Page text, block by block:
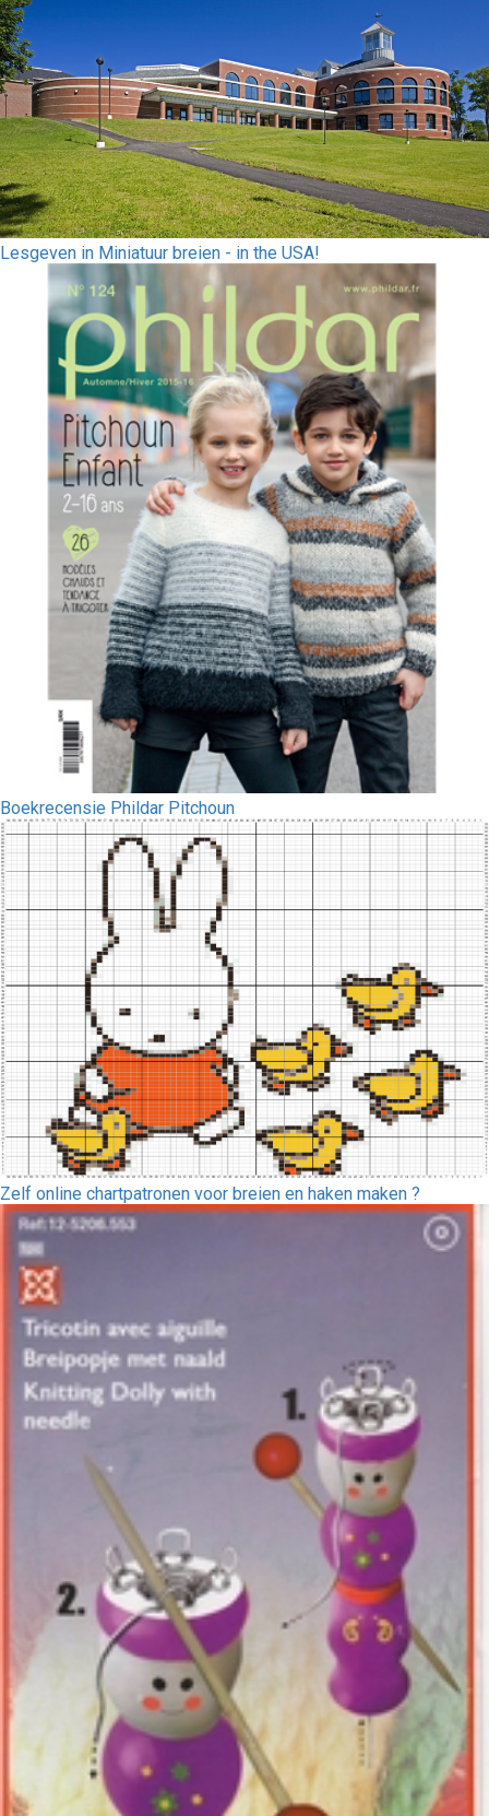
Lesgeven in Miniatuur breien - in the USA!
Boekrecensie Phildar Pitchoun
Zelf online chartpatronen voor breien en haken maken ?